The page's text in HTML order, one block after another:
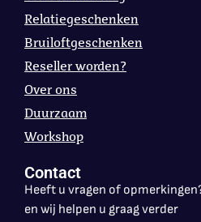
Relatiegeschenken
Bruiloftgeschenken
Reseller worden?
Over ons
Duurzaam
Workshop
Contact
Heeft u vragen of
en wij helpen u graag verder